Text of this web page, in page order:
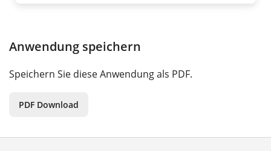
Anwendung speichern
Speichern Sie diese Anwendung als PDF.
PDF Download